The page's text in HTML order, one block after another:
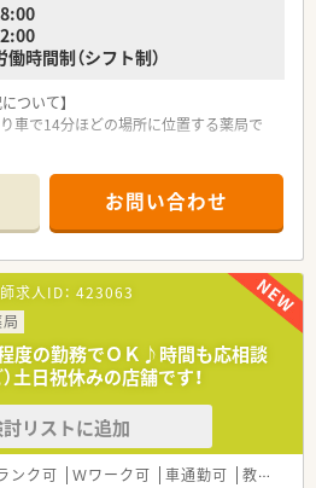
時間制（シフト制）
ついて】
車で14分ほどの場所に位置する薬局で
も対応しています。
50～60枚で、現在は薬剤師3名と事務ス
ます。
間は4.6時間と非常に短く、1分単位で時
。
で取得可能であり、取得率も高くワーク
ます。
ースなど、ご自身のライフステージに合
スから選択可能です。
100%を誇り、多くのママさん薬剤師が
お問い合わせ
求人ID： 423063
程度の勤務でＯＫ♪時間も応相談
土日祝休みの店舗です！
リストに追加
ンク可 Ｗワーク可 車通勤可 教育制度あり